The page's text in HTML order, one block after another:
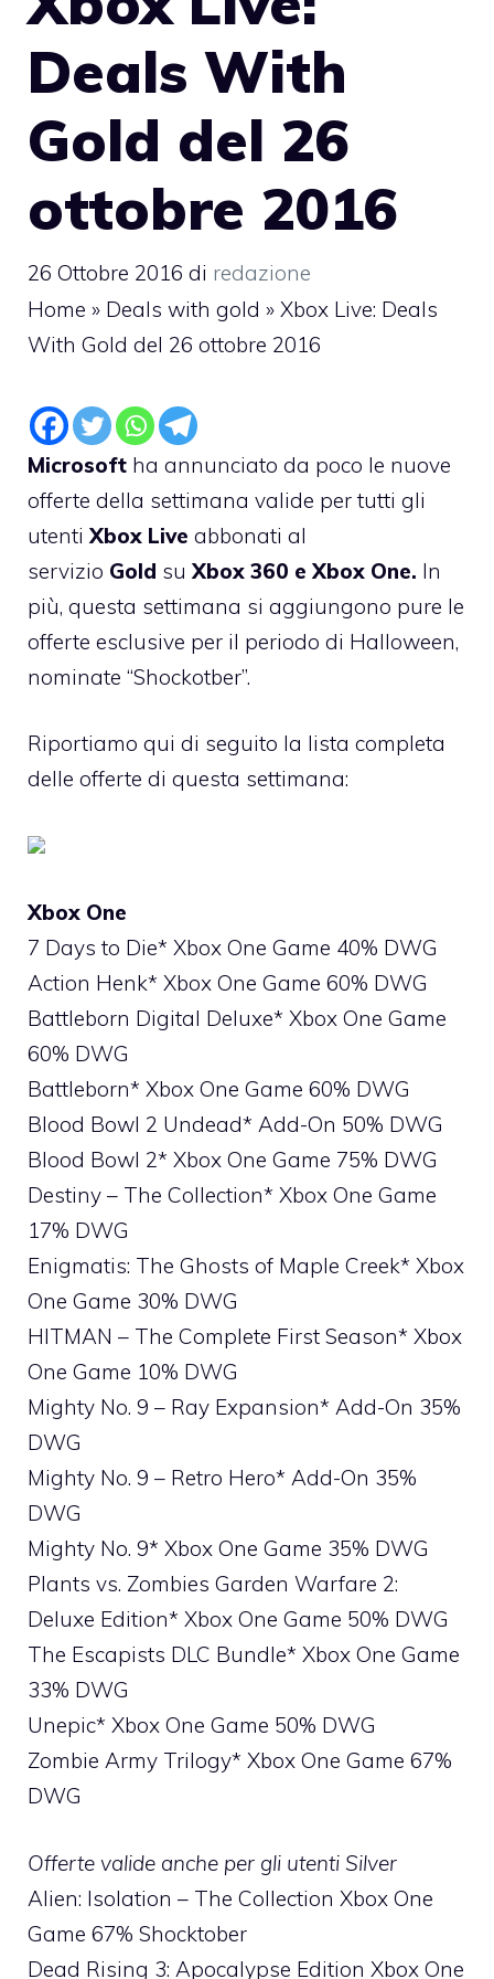
Deals With
Gold del 26
ottobre 2016
26 Ottobre 2016 di redazione
Home » Deals with gold » Xbox Live: Deals
With Gold del 26 ottobre 2016
Microsoft ha annunciato da poco le nuove
offerte della settimana valide per tutti gli
utentiXbox Live abbonati al
servizio Gold suXbox 360 e Xbox One. In
più, questa settimana si aggiungono pure le
offerte esclusive per il periodo di Halloween,
nominate “Shockotber”.
Riportiamo qui di seguito la lista completa
delle offerte di questa settimana:
Xbox One
7 Days to Die* Xbox One Game 40% DWG
Action Henk* Xbox One Game 60% DWG
Battleborn Digital Deluxe* Xbox One Game
60% DWG
Battleborn* Xbox One Game 60% DWG
Blood Bowl 2 Undead* Add-On 50% DWG
Blood Bowl 2* Xbox One Game 75% DWG
Destiny – The Collection* Xbox One Game
17% DWG
Enigmatis: The Ghosts of Maple Creek* Xbox
One Game 30% DWG
HITMAN – The Complete First Season* Xbox
One Game 10% DWG
Mighty No. 9 – Ray Expansion* Add-On 35%
DWG
Mighty No. 9 – Retro Hero* Add-On 35%
DWG
Mighty No. 9* Xbox One Game 35% DWG
Plants vs. Zombies Garden Warfare 2:
Deluxe Edition* Xbox One Game 50% DWG
The Escapists DLC Bundle* Xbox One Game
33% DWG
Unepic* Xbox One Game 50% DWG
Zombie Army Trilogy* Xbox One Game 67%
DWG
Offerte valide anche per gli utenti Silver
Alien: Isolation – The Collection Xbox One
Game 67% Shocktober
Dead Rising 3: Apocalypse Edition Xbox One